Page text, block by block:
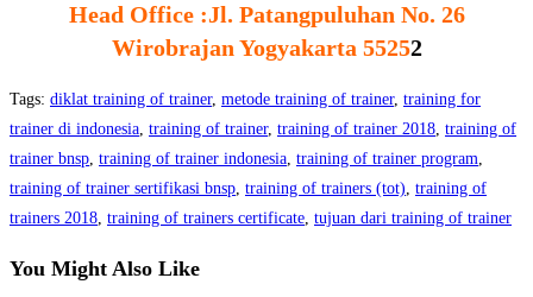
Head Office :Jl. Patangpuluhan No. 26
Wirobrajan Yogyakarta 55252
Tags: diklat training of trainer, metode training of trainer, training for
trainer di indonesia training of trainer, training of trainer 2018 training of
trainer bnsp training of trainer indonesia training of trainer program
training of trainer sertifikasi bnsp training of trainers (tot) training of
trainers 2018 training of trainers certificate tujuan dari training of trainer
You Might Also Like